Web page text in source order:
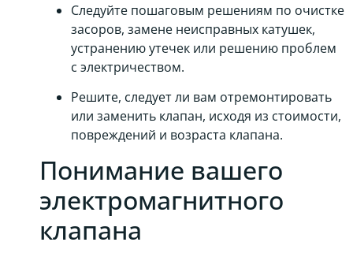
Следуйте пошаговым решениям по очистке
засоров, замене неисправных катушек,
устранению утечек или решению проблем
с электричеством.
Решите, следует ли вам отремонтировать
или заменить клапан, исходя из стоимости,
повреждений и возраста клапана.
Понимание вашего
электромагнитного
клапана